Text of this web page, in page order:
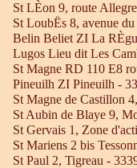
St LÈon 9, route
St LoubËs 8, avenue
Belin Beliet ZI La
Lugos Lieu dit Les
St Magne RD 110 E8
Pineuilh ZI Pineuilh -
St Magne de Castillon
St Aubin de Blaye 9,
St Gervais 1, Zone
St Mariens 2 bis
St Paul 2, Tigreau -